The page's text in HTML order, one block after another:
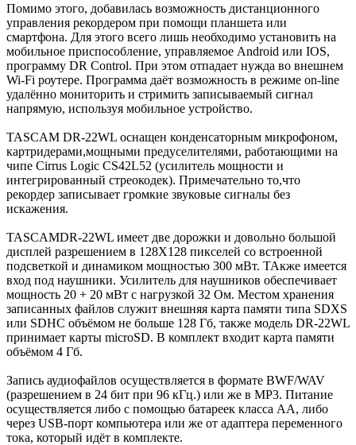
Помимо этого, добавилась возможность дистанционного
управления рекордером при помощи планшета или
смартфона. Для этого всего лишь необходимо установить на
мобильное приспособление, управляемое Android или IOS,
программу DR Control. При этом отпадает нужда во внешнем
Wi-Fi роутере. Программа даёт возможность в режиме on-line
удалённо мониторить и стримить записываемый сигнал
напрямую, используя мобильное устройство.
TASCAM DR-22WL оснащен конденсаторным микрофоном,
картридерами,мощными предуселителями, работающими на
чипе Cirrus Logic CS42L52 (усилитель мощности и
интегрированный стреокодек). Примечательно то,что
рекордер записывает громкие звуковые сигналы без
искажения.
TASCAMDR-22WL имеет две дорожки и довольно большой
дисплей разрешением в 128Х128 пикселей со встроенной
подсветкой и динамиком мощностью 300 мВт. ТАкже имеется
вход под наушники. Усилитель для наушников обеспечивает
мощность 20 + 20 мВт с нагрузкой 32 Ом. Местом хранения
записанных файлов служит внешняя карта памяти типа SDXS
или SDHC объёмом не больше 128 Гб, также модель DR-22WL
принимает карты microSD. В комплект входит карта памяти
объёмом 4 Гб.
Запись аудиофайлов осуществляется в формате BWF/WAV
(разрешением в 24 бит при 96 кГц.) или же в MP3. Питание
осуществляется либо с помощью батареек класса АА, либо
через USB-порт компьютера или же от адаптера переменного
тока, который идёт в комплекте.